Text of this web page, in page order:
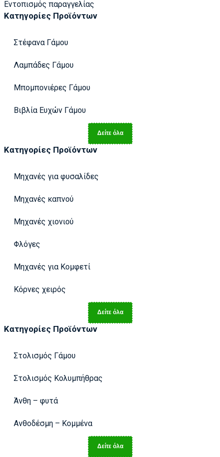
Εντοπισμός παραγγελίας
Κατηγορίες Προϊόντων
Στέφανα Γάμου
Λαμπάδες Γάμου
Μπομπονιέρες Γάμου
Βιβλία Ευχών Γάμου
Δείτε όλα
Κατηγορίες Προϊόντων
Μηχανές για φυσαλίδες
Μηχανές καπνού
Μηχανές χιονιού
Φλόγες
Μηχανές για Κομφετί
Κόρνες χειρός
Δείτε όλα
Κατηγορίες Προϊόντων
Στολισμός Γάμου
Στολισμός Κολυμπήθρας
Άνθη – φυτά
Ανθοδέσμη – Κομμένα
Δείτε όλα